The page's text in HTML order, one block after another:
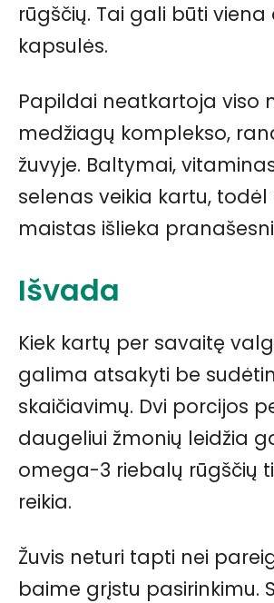
rūgščių. Tai gali būti
kapsulės.
Papildai neatkartoja viso
medžiagų komplekso,
žuvyje. Baltymai,
selenas veikia kartu, todėl
maistas išlieka
Išvada
Kiek kartų per savaitę
galima atsakyti be
skaičiavimų. Dvi porcijos
daugeliui žmonių leidžia
omega-3 riebalų rūgščių
reikia.
Žuvis neturi tapti nei
baime grįstu pasirinkimu.